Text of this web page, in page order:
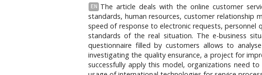
EN
The article deals with the online customer
standards, human resources, customer relationship
speed of response to electronic requests, personnel
standards of the real situation. The e-business
questionnaire filled by customers allows to
investigating the quality ensurance, a project for
successfully apply this model, organizations need